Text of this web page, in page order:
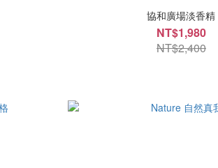
協和廣場淡香精
NT$1,980
NT$2,400